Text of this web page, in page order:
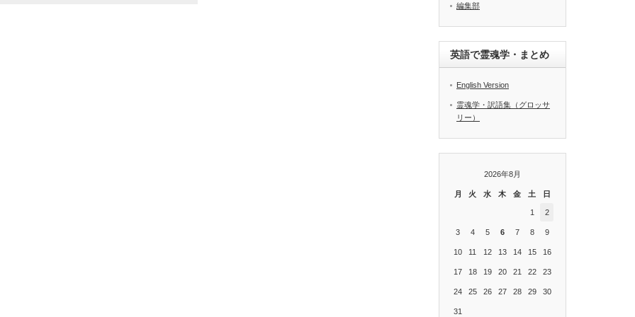
編集部
英語で霊魂学・まとめ
English Version
霊魂学・訳語集（グロッサ
リー）
2026年8月
月 火 水 木 金 土 日
1 2
3 4 5 6 7 8 9
10 11 12 13 14 15 16
17 18 19 20 21 22 23
24 25 26 27 28 29 30
31